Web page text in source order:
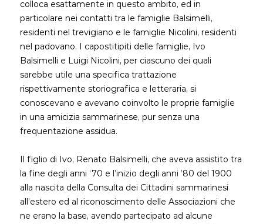
colloca esattamente in questo ambito, ed in
particolare nei contatti tra le famiglie Balsimelli,
residenti nel trevigiano e le famiglie Nicolini, residenti
nel padovano. I capostitipiti delle famiglie, Ivo
Balsimelli e Luigi Nicolini, per ciascuno dei quali
sarebbe utile una specifica trattazione
rispettivamente storiografica e letteraria, si
conoscevano e avevano coinvolto le proprie famiglie
in una amicizia sammarinese, pur senza una
frequentazione assidua.
Il figlio di Ivo, Renato Balsimelli, che aveva assistito tra
la fine degli anni ‘70 e l’inizio degli anni ’80 del 1900
alla nascita della Consulta dei Cittadini sammarinesi
all’estero ed al riconoscimento delle Associazioni che
ne erano la base, avendo partecipato ad alcune